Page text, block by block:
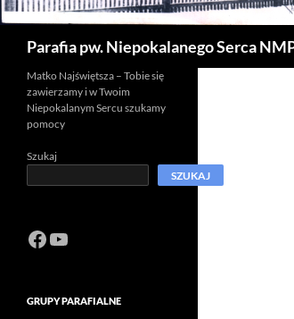
Parafia pw. Niepokalanego Serca
Matko Najświętsza – Tobie się
zawierzamy i w Twoim
Niepokalanym Sercu szukamy
pomocy
Szukaj
SZUKAJ
Facebook
https://
GRUPY PARAFIALNE